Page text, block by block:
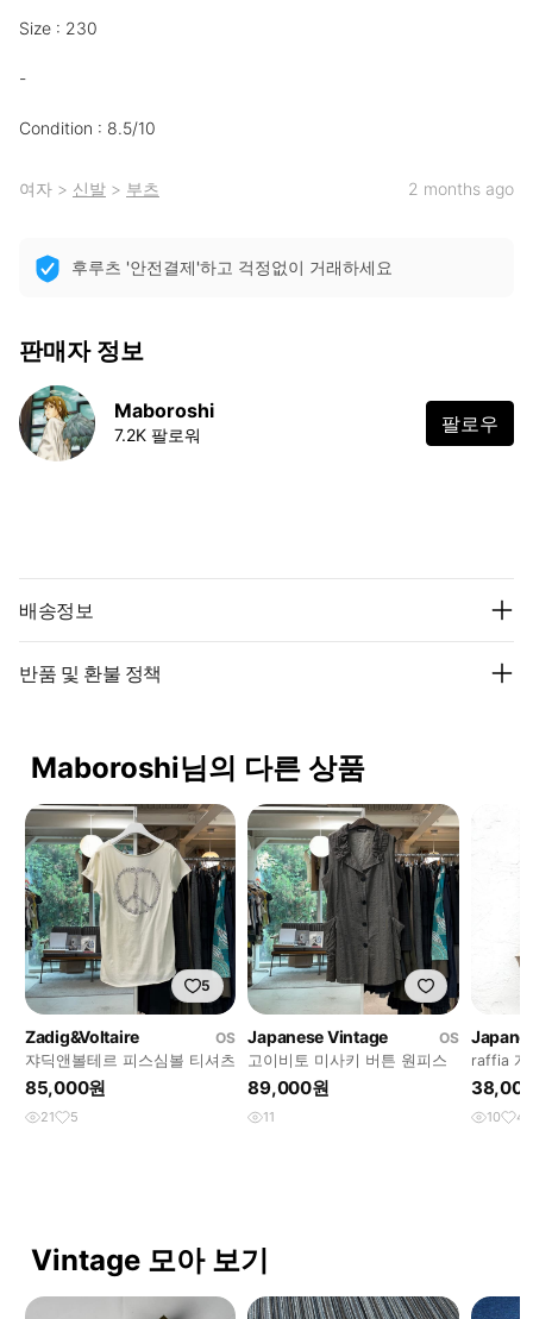
Size : 230
-
Condition : 8.5/10
여자 > 신발 > 부츠 2 months ago
후루츠 '안전결제'하고 걱정없이 거래하세요
판매자 정보
Maboroshi
7.2K 팔로워 팔로우
배송정보
반품 및 환불 정책
Maboroshi님의 다른 상품
5
Zadig&Voltaire
OS
쟈딕앤볼테르 피스심볼 티셔츠
85,000원
21 5
Japanese Vintage
OS
고이비토 미사키 버튼 원피스
89,000원
11
raffia 개
10 4
Vintage 모아 보기